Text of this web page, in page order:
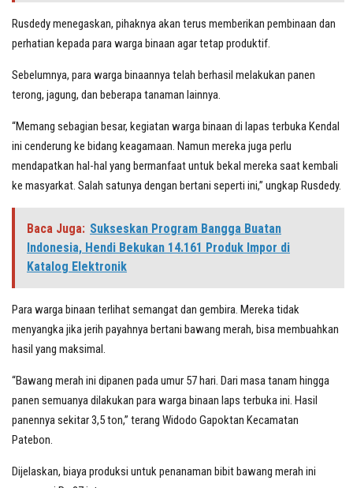
Rusdedy menegaskan, pihaknya akan terus memberikan pembinaan dan
perhatian kepada para warga binaan agar tetap produktif.
Sebelumnya, para warga binaannya telah berhasil melakukan panen
terong, jagung, dan beberapa tanaman lainnya.
“Memang sebagian besar, kegiatan warga binaan di lapas terbuka Kendal
ini cenderung ke bidang keagamaan. Namun mereka juga perlu
mendapatkan hal-hal yang bermanfaat untuk bekal mereka saat kembali
ke masyarkat. Salah satunya dengan bertani seperti ini,” ungkap Rusdedy.
Baca Juga: Sukseskan Program Bangga Buatan
Indonesia, Hendi Bekukan 14.161 Produk Impor di
Katalog Elektronik
Para warga binaan terlihat semangat dan gembira. Mereka tidak
menyangka jika jerih payahnya bertani bawang merah, bisa membuahkan
hasil yang maksimal.
“Bawang merah ini dipanen pada umur 57 hari. Dari masa tanam hingga
panen semuanya dilakukan para warga binaan laps terbuka ini. Hasil
panennya sekitar 3,5 ton,” terang Widodo Gapoktan Kecamatan
Patebon.
Dijelaskan, biaya produksi untuk penanaman bibit bawang merah ini